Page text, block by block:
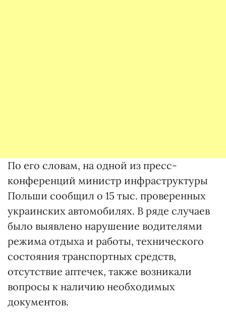
По его словам, на одной из пресс-
конференций министр инфраструктуры
Польши сообщил о 15 тыс. проверенных
украинских автомобилях. В ряде случаев
было выявлено нарушение водителями
режима отдыха и работы, технического
состояния транспортных средств,
отсутствие аптечек, также возникали
вопросы к наличию необходимых
документов.